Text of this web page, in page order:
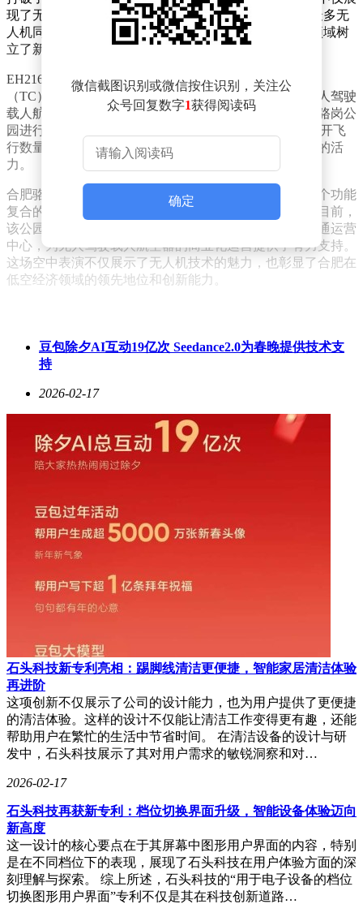
现了无人机技术的飞速发展，更获得了“单台电脑控制最多无
人机同时升空”的吉尼斯世界纪录称号，为无人机表演领域树
立了新的里程碑。
EH216-S作为全球首款获得中国民航局颁发型号合格证
（TC）、生产许可证（PC）和标准适航证（AC）的无人驾驶
载人航空器，其亮相同样引人注目。这款航空器在合肥骆岗公
园进行了试运行，并创造了无人驾驶载人eVTOL同时公开飞
行数量之最，为无人驾驶载人航空领域的发展注入了新的活
力。
合肥骆岗公园作为此次春晚分会场的举办地，不仅是一个功能
复合的立体空间，更是低空经济试验田和示范点之一。目前，
该公园已经建设落成两座具备商业化飞行的城市空中交通运营
中心，为无人驾驶载人航空器的商业化运营提供了有力支持。
这场空中表演不仅展示了无人机技术的魅力，也彰显了合肥在
低空经济领域的领先地位和创新能力。
微信截图识别或微信按住识别，关注公
众号回复数字1获得阅读码
确定
豆包除夕AI互动19亿次 Seedance2.0为春晚提供技术支
持
2026-02-17
石头科技新专利亮相：踢脚线清洁更便捷，智能家居清洁体验
再进阶
这项创新不仅展示了公司的设计能力，也为用户提供了更便捷
的清洁体验。这样的设计不仅能让清洁工作变得更有趣，还能
帮助用户在繁忙的生活中节省时间。 在清洁设备的设计与研
发中，石头科技展示了其对用户需求的敏锐洞察和对…
2026-02-17
石头科技再获新专利：档位切换界面升级，智能设备体验迈向
新高度
这一设计的核心要点在于其屏幕中图形用户界面的内容，特别
是在不同档位下的表现，展现了石头科技在用户体验方面的深
刻理解与探索。 综上所述，石头科技的“用于电子设备的档位
切换图形用户界面”专利不仅是其在科技创新道路…